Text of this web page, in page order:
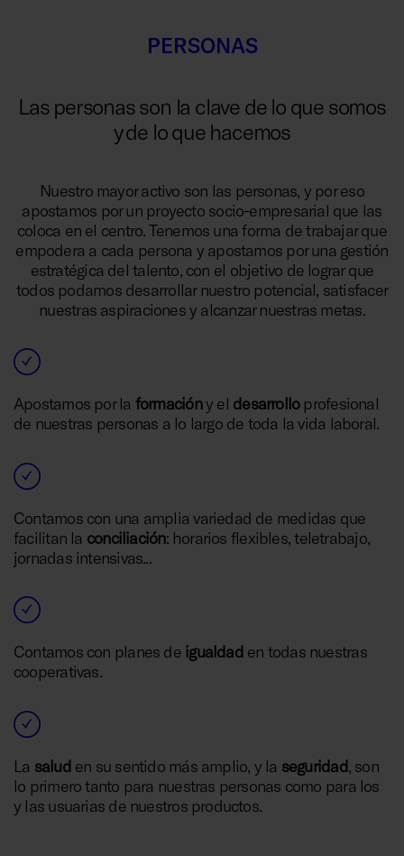
PERSONAS
Las personas son la clave de lo que somos
y de lo que hacemos
Nuestro mayor activo son las personas, y por eso
apostamos por un proyecto socio-empresarial que las
coloca en el centro. Tenemos una forma de trabajar que
empodera a cada persona y apostamos por una gestión
estratégica del talento, con el objetivo de lograr que
todos podamos desarrollar nuestro potencial, satisfacer
nuestras aspiraciones y alcanzar nuestras metas.
Apostamos por la formacióny el desarrolloprofesional
de nuestras personas a lo largo de toda la vida laboral.
Contamos con una amplia variedad de medidas que
facilitan la conciliación: horarios flexibles, teletrabajo,
jornadas intensivas...
Contamos con planes de igualdaden todas nuestras
cooperativas.
La saluden su sentido más amplio, y la seguridad, son
lo primero tanto para nuestras personas como para los
y las usuarias de nuestros productos.